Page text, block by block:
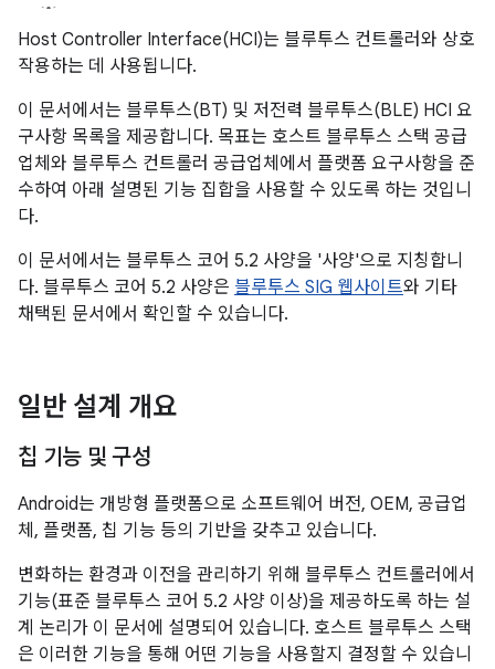
Host Controller Interface(HCI)는 블루투스 컨트롤러와 상호
작용하는 데 사용됩니다.
이 문서에서는 블루투스(BT) 및 저전력 블루투스(BLE) HCI 요
구사항 목록을 제공합니다. 목표는 호스트 블루투스 스택 공급
업체와 블루투스 컨트롤러 공급업체에서 플랫폼 요구사항을 준
수하여 아래 설명된 기능 집합을 사용할 수 있도록 하는 것입니
다.
이 문서에서는 블루투스 코어 5.2 사양을 '사양'으로 지칭합니
다. 블루투스 코어 5.2 사양은 블루투스 SIG 웹사이트와 기타
채택된 문서에서 확인할 수 있습니다.
일반 설계 개요
칩 기능 및 구성
Android는 개방형 플랫폼으로 소프트웨어 버전, OEM, 공급업
체, 플랫폼, 칩 기능 등의 기반을 갖추고 있습니다.
변화하는 환경과 이전을 관리하기 위해 블루투스 컨트롤러에서
기능(표준 블루투스 코어 5.2 사양 이상)을 제공하도록 하는 설
계 논리가 이 문서에 설명되어 있습니다. 호스트 블루투스 스택
은 이러한 기능을 통해 어떤 기능을 사용할지 결정할 수 있습니